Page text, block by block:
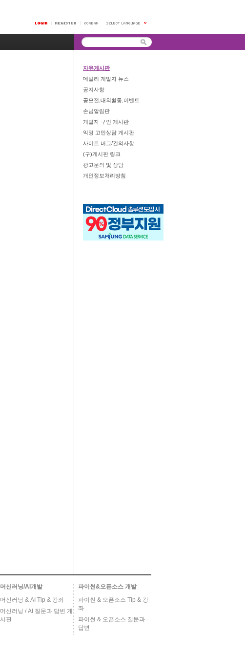
자유게시판
데일리 개발자 뉴스
공지사항
공모전,대외활동,이벤트
손님알림판
개발자 구인 게시판
익명 고민상담 게시판
사이트 버그/건의사항
(구)게시판 링크
광고문의 및 상담
개인정보처리방침
머신러닝/AI개발
머신러닝 & AI Tip & 강좌
머신러닝 / AI 질문과 답변 게
시판
파이썬&오픈소스 개발
파이썬 & 오픈소스 Tip & 강
좌
파이썬 & 오픈소스 질문과
답변